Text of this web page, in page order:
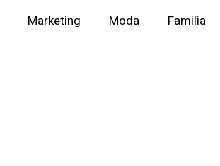
Marketing Moda Familia